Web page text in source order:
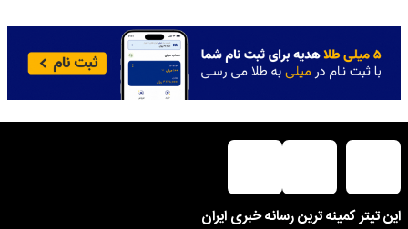
این تیتر کمینه ترین رسانه خبری ایران